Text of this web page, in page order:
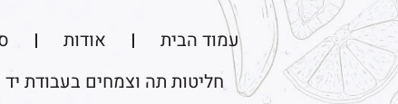
עמוד הבית אודות
חליטות תה וצמחים בעבודת